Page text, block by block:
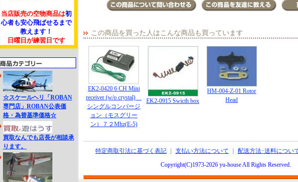
当店販売の空物商品は初
心者も安心飛ばせるまで
教えます！
日曜日が練習日です
☆スケールヘリ「ROBAN
専門店」ROBAN公表価
格・為替基準価格☆
買取なんでも店長が相談承
ります。
この商品を買った人はこんな商品も買っています
EK2-0420 6 CH Mini
receiver (w/o crystal)
シングルコンバージ
ョン（モスグリー
ン）７２Mhz(E-5)
EK2-0915 Swicth box
HM-004-Z-01 Rotor
Head
特定商取引法に基づく表記 支払い方法について 配送方法･送料につい
Copyright(C)1973-2026 yu-house All Rights